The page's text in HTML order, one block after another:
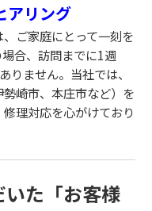
アリング
、ご家庭にとって一刻を
合、訪問までに1週
りません。当社では、
崎市、本庄市など）を
理対応を心がけており
た「お客様